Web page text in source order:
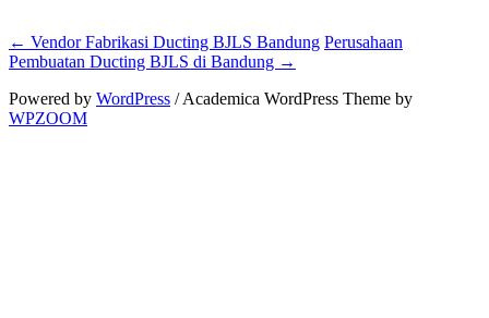
← Vendor Fabrikasi Ducting BJLS Bandung Perusahaan
Pembuatan Ducting BJLS di Bandung →
Powered by WordPress / Academica WordPress Theme by
WPZOOM